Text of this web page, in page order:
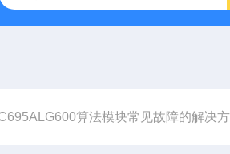
算法模块常见故障的解决